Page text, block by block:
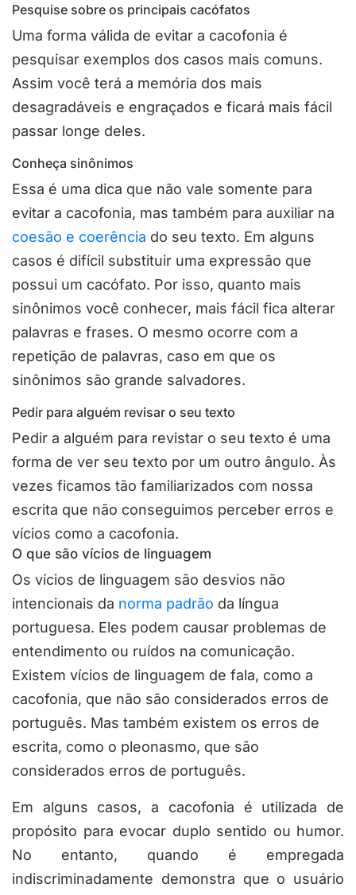
Pesquise sobre os principais cacófatos
Uma forma válida de evitar a cacofonia é
pesquisar exemplos dos casos mais comuns.
Assim você terá a memória dos mais
desagradáveis e engraçados e ficará mais fácil
passar longe deles.
Conheça sinônimos
Essa é uma dica que não vale somente para
evitar a cacofonia, mas também para auxiliar na
coesão e coerência do seu texto. Em alguns
casos é difícil substituir uma expressão que
possui um cacófato. Por isso, quanto mais
sinônimos você conhecer, mais fácil fica alterar
palavras e frases. O mesmo ocorre com a
repetição de palavras, caso em que os
sinônimos são grande salvadores.
Pedir para alguém revisar o seu texto
Pedir a alguém para revistar o seu texto é uma
forma de ver seu texto por um outro ângulo. Às
vezes ficamos tão familiarizados com nossa
escrita que não conseguimos perceber erros e
vícios como a cacofonia.
O que são vícios de linguagem
Os vícios de linguagem são desvios não
intencionais da norma padrão da língua
portuguesa. Eles podem causar problemas de
entendimento ou ruídos na comunicação.
Existem vícios de linguagem de fala, como a
cacofonia, que não são considerados erros de
português. Mas também existem os erros de
escrita, como o pleonasmo, que são
considerados erros de português.
Em alguns casos, a cacofonia é utilizada de
propósito para evocar duplo sentido ou humor.
No entanto, quando é empregada
indiscriminadamente demonstra que o usuário